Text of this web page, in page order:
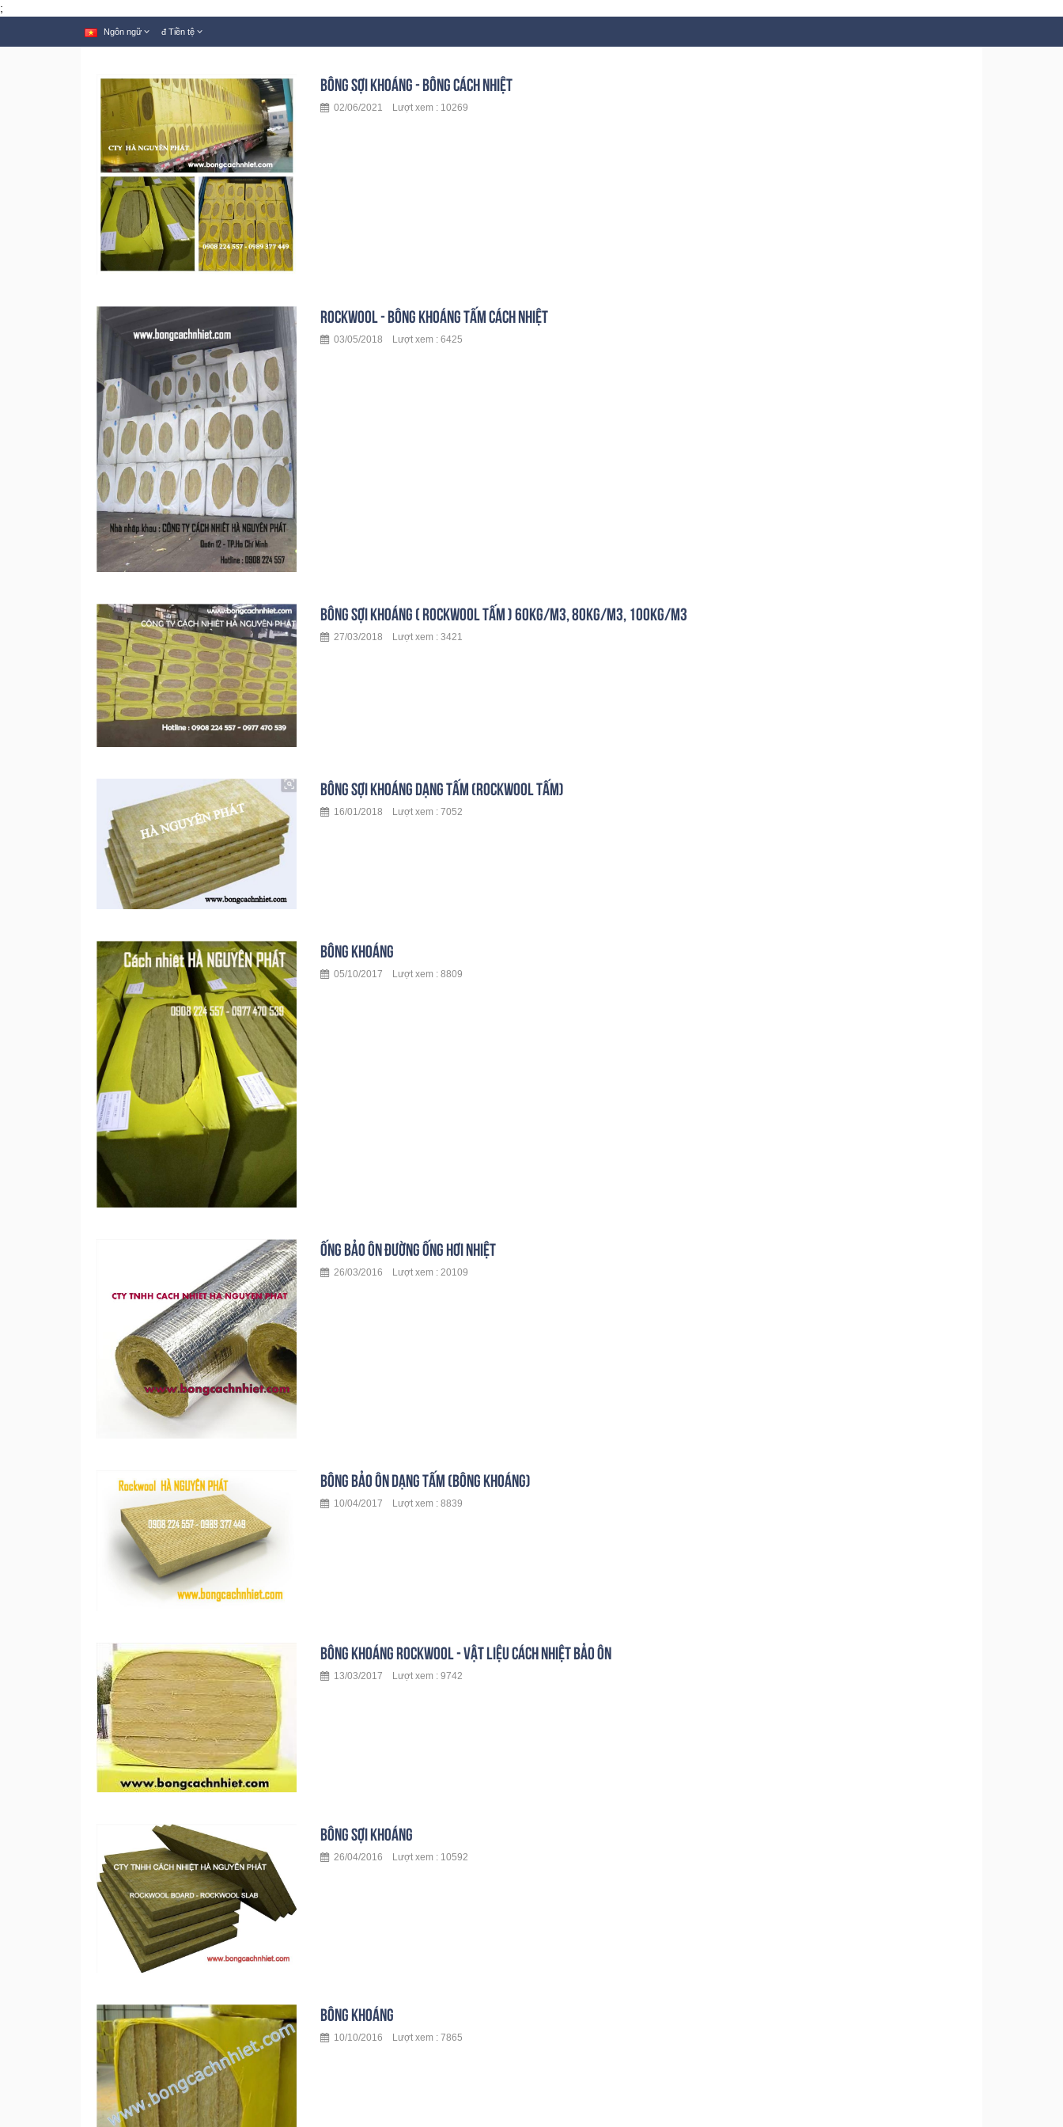
;
Ngôn ngữ đ Tiền tệ
BÔNG SỢI KHOÁNG - BÔNG CÁCH NHIỆT
02/06/2021 Lượt xem : 10269
ROCKWOOL - BÔNG KHOÁNG TẤM CÁCH NHIỆT
03/05/2018 Lượt xem : 6425
BÔNG SỢI KHOÁNG ( ROCKWOOL TẤM ) 60KG/M3, 80KG/M3, 100KG/M3
27/03/2018 Lượt xem : 3421
BÔNG SỢI KHOÁNG DẠNG TẤM (ROCKWOOL TẤM)
16/01/2018 Lượt xem : 7052
BÔNG KHOÁNG
05/10/2017 Lượt xem : 8809
ỐNG BẢO ÔN ĐƯỜNG ỐNG HƠI NHIỆT
26/03/2016 Lượt xem : 20109
BÔNG BẢO ÔN DẠNG TẤM (BÔNG KHOÁNG)
10/04/2017 Lượt xem : 8839
BÔNG KHOÁNG ROCKWOOL - VẬT LIỆU CÁCH NHIỆT BẢO ÔN
13/03/2017 Lượt xem : 9742
BÔNG SỢI KHOÁNG
26/04/2016 Lượt xem : 10592
BÔNG KHOÁNG
10/10/2016 Lượt xem : 7865